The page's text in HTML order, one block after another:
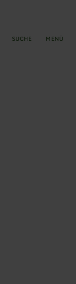
SUCHE MENÜ